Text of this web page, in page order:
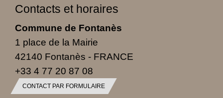
Contacts et horaires
Commune de Fontanès
1 place de la Mairie
42140 Fontanès - FRANCE
+33 4 77 20 87 08
CONTACT PAR FORMULAIRE